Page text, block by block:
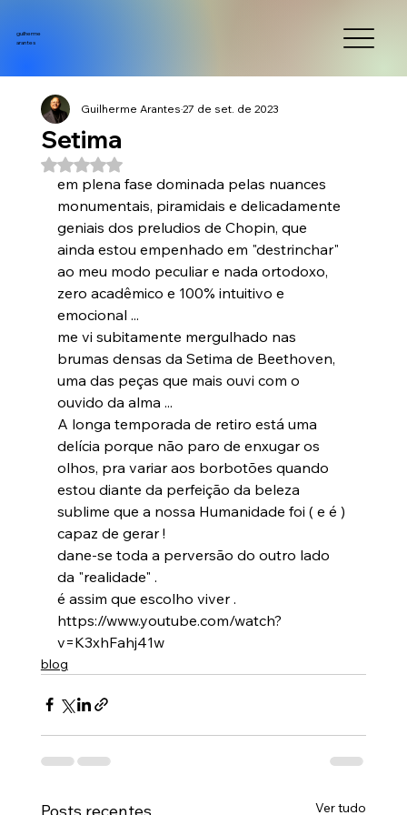
guilherme
arantes
Setima
Guilherme Arantes27 de set. de 2023
Avaliado com NaN de 5 estrelas.
em plena fase dominada pelas nuances
monumentais, piramidais e delicadamente
geniais dos preludios de Chopin, que
ainda estou empenhado em "destrinchar"
ao meu modo peculiar e nada ortodoxo,
zero acadêmico e 100% intuitivo e
emocional ...
me vi subitamente mergulhado nas
brumas densas da Setima de Beethoven,
uma das peças que mais ouvi com o
ouvido da alma ...
A longa temporada de retiro está uma
delícia porque não paro de enxugar os
olhos, pra variar aos borbotões quando
estou diante da perfeição da beleza
sublime que a nossa Humanidade foi ( e é )
capaz de gerar !
dane-se toda a perversão do outro lado
da "realidade" .
é assim que escolho viver .
https://www.youtube.com/watch?
v=K3xhFahj41w
blog
Ver tudo